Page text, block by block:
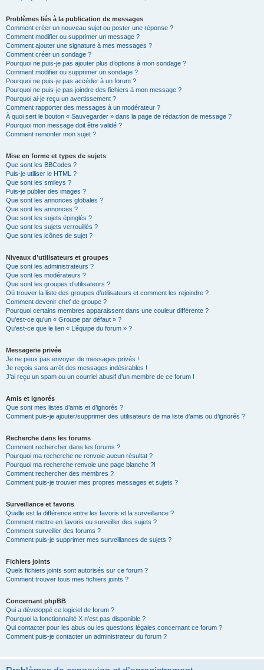
Problèmes liés à la publication de messages
Comment créer un nouveau sujet ou poster une réponse ?
Comment modifier ou supprimer un message ?
Comment ajouter une signature à mes messages ?
Comment créer un sondage ?
Pourquoi ne puis-je pas ajouter plus d’options à mon sondage ?
Comment modifier ou supprimer un sondage ?
Pourquoi ne puis-je pas accéder à un forum ?
Pourquoi ne puis-je pas joindre des fichiers à mon message ?
Pourquoi ai-je reçu un avertissement ?
Comment rapporter des messages à un modérateur ?
À quoi sert le bouton « Sauvegarder » dans la page de rédaction de message ?
Pourquoi mon message doit être validé ?
Comment remonter mon sujet ?
Mise en forme et types de sujets
Que sont les BBCodes ?
Puis-je utiliser le HTML ?
Que sont les smileys ?
Puis-je publier des images ?
Que sont les annonces globales ?
Que sont les annonces ?
Que sont les sujets épinglés ?
Que sont les sujets verrouillés ?
Que sont les icônes de sujet ?
Niveaux d’utilisateurs et groupes
Que sont les administrateurs ?
Que sont les modérateurs ?
Que sont les groupes d’utilisateurs ?
Où trouver la liste des groupes d’utilisateurs et comment les rejoindre ?
Comment devenir chef de groupe ?
Pourquoi certains membres apparaissent dans une couleur différente ?
Qu’est-ce qu’un « Groupe par défaut » ?
Qu’est-ce que le lien « L’équipe du forum » ?
Messagerie privée
Je ne peux pas envoyer de messages privés !
Je reçois sans arrêt des messages indésirables !
J’ai reçu un spam ou un courriel abusif d’un membre de ce forum !
Amis et ignorés
Que sont mes listes d’amis et d’ignorés ?
Comment puis-je ajouter/supprimer des utilisateurs de ma liste d’amis ou d’ignorés ?
Recherche dans les forums
Comment rechercher dans les forums ?
Pourquoi ma recherche ne renvoie aucun résultat ?
Pourquoi ma recherche renvoie une page blanche ?!
Comment rechercher des membres ?
Comment puis-je trouver mes propres messages et sujets ?
Surveillance et favoris
Quelle est la différence entre les favoris et la surveillance ?
Comment mettre en favoris ou surveiller des sujets ?
Comment surveiller des forums ?
Comment puis-je supprimer mes surveillances de sujets ?
Fichiers joints
Quels fichiers joints sont autorisés sur ce forum ?
Comment trouver tous mes fichiers joints ?
Concernant phpBB
Qui a développé ce logiciel de forum ?
Pourquoi la fonctionnalité X n’est pas disponible ?
Qui contacter pour les abus ou les questions légales concernant ce forum ?
Comment puis-je contacter un administrateur du forum ?